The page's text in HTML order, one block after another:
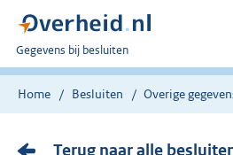
U
bent
nu
Gegevens bij besluiten
Home Besluiten Overige
Terug naar alle